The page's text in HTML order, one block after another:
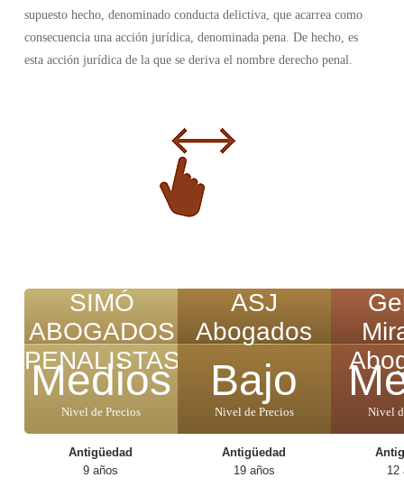
supuesto hecho, denominado conducta delictiva, que acarrea como
consecuencia una acción jurídica, denominada pena. De hecho, es
esta acción jurídica de la que se deriva el nombre derecho penal.
SIMÓ
ABOGADOS
PENALISTAS
Medios
Nivel de Precios
Antigüedad
9 años
ASJ
Abogados
Bajo
Nivel de Precios
Antigüedad
19 años
Nivel
12